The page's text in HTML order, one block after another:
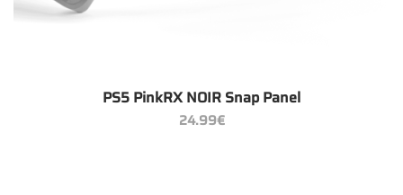
PS5 PinkRX NOIR Snap Panel
24.99€